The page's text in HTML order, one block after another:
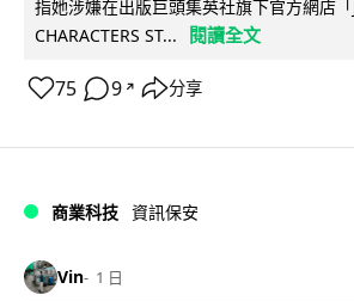
指她涉嫌在出版巨頭集英社旗下官方網店
CHARACTERS ST...
閱讀全文
75 9 ↗ 分享
商業科技 資訊保安
Vin 1 日